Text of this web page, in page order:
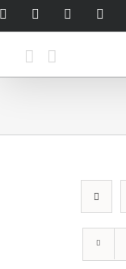
LinkedIn
SoundCloud
WhatsApp